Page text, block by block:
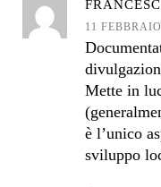
11
Mette in
è l’unico
sviluppo